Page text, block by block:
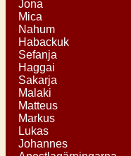
Jona
Mica
Nahum
Habackuk
Sefanja
Haggai
Sakarja
Malaki
Matteus
Markus
Lukas
Johannes